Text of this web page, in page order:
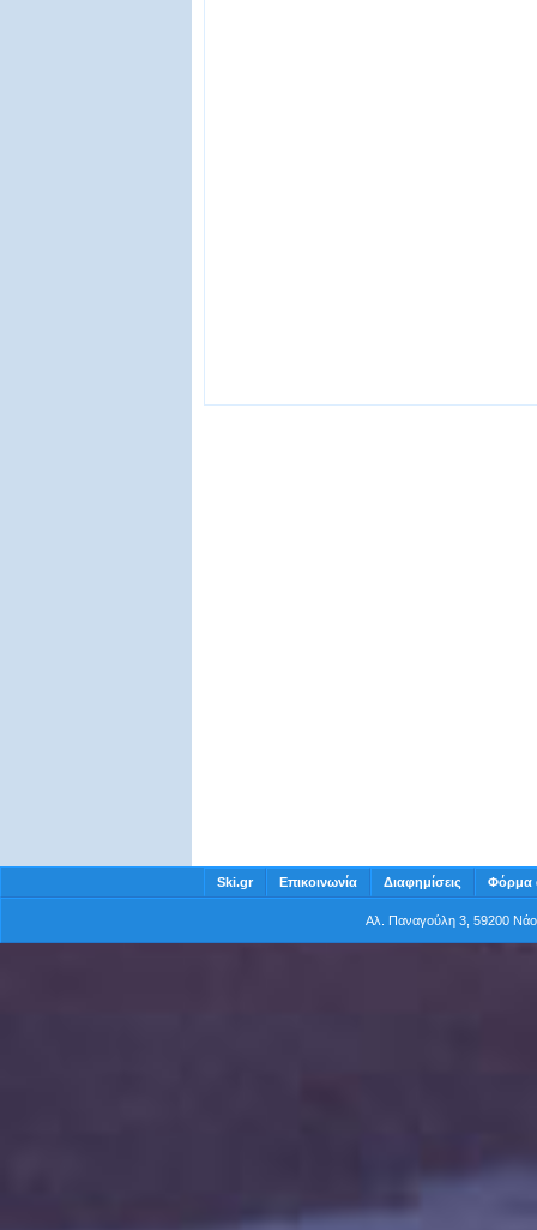
Ski.gr Επικοινωνία Διαφημίσεις Φόρμα
Αλ. Παναγούλη 3, 59200